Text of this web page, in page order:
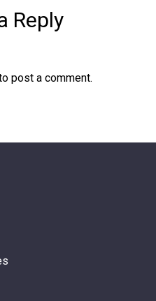
Reply
post a comment.